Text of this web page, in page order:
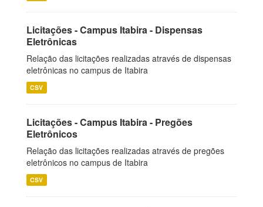
Licitações - Campus Itabira - Dispensas
Eletrônicas
Relação das licitações realizadas através de dispensas
eletrônicas no campus de Itabira
CSV
Licitações - Campus Itabira - Pregões
Eletrônicos
Relação das licitações realizadas através de pregões
eletrônicos no campus de Itabira
CSV